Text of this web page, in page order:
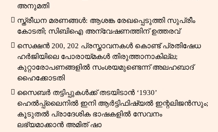
അനുമതി
സ്ത്രീധന മരണങ്ങൾ: ആശങ്ക രേഖപ്പെടുത്തി സുപ്രീം
കോടതി; സിബിഐ അന്വേഷണത്തിന് ഉത്തരവ്
സെക്ഷൻ 200, 202 പ്രസ്താവനകൾ കൊണ്ട് പ്രതിഷേധ
ഹർജിയിലെ പോരായ്മകൾ തിരുത്താനാകില്ല;
കുറ്റാരോപണങ്ങളിൽ സംശയമുണ്ടെന്ന് അലഹബാദ്
ഹൈക്കോടതി
സൈബർ തട്ടിപ്പുകൾക്ക് തടയിടാൻ ‘1930’
ഹെൽപ്പ്‌ലൈനിൽ ഇനി ആർട്ടിഫിഷ്യൽ ഇന്റലിജൻസും;
കൂടുതൽ പ്രാദേശിക ഭാഷകളിൽ സേവനം
ലഭ്യമാക്കാൻ അമിത് ഷാ